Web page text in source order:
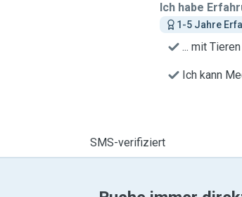
Ich habe
1-5 Jahre
... mit
Ich kann
SMS-verifiziert